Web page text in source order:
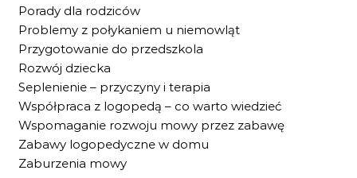
Porady dla rodziców
Problemy z połykaniem u niemowląt
Przygotowanie do przedszkola
Rozwój dziecka
Seplenienie – przyczyny i terapia
Współpraca z logopedą – co warto wiedzieć
Wspomaganie rozwoju mowy przez zabawę
Zabawy logopedyczne w domu
Zaburzenia mowy